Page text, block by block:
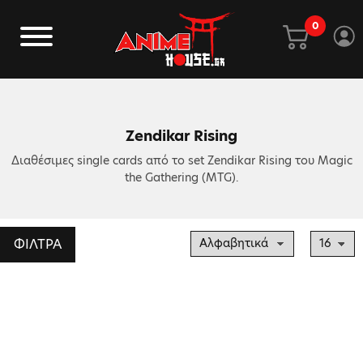
0
Zendikar Rising
Διαθέσιμες single cards από το set Zendikar Rising του Magic
the Gathering (MTG).
ΦΙΛΤΡΑ